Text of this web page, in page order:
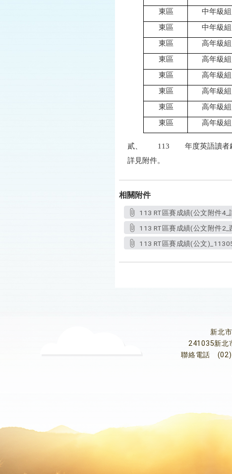
東區 中年級組
東區 中年級組
東區 高年級組
東區 高年級組
東區 高年級組
東區 高年級組
東區 高年級組
東區 高年級組
貳、 113
年度英語讀者
詳見附件。
相關附件
113 RT區賽成績(公文附件
113 RT區賽成績(公文附件
113 RT區賽成績(公文
新北
241035新北
聯絡電話